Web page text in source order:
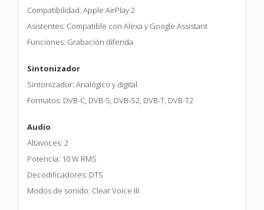
Compatibilidad: Apple AirPlay 2
Asistentes: Compatible con Alexa y Google Assistant
Funciones: Grabación diferida
Sintonizador
Sintonizador: Analógico y digital
Formatos: DVB-C, DVB-S, DVB-S2, DVB-T, DVB-T2
Audio
Altavoces: 2
Potencia: 10 W RMS
Decodificadores: DTS
Modos de sonido: Clear Voice III